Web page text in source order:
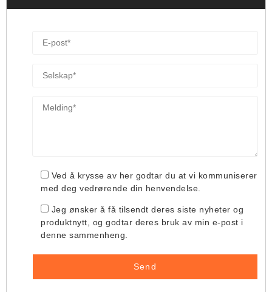
Ved å krysse av her godtar du at vi kommuniserer
med deg vedrørende din henvendelse.
Jeg ønsker å få tilsendt deres siste nyheter og
produktnytt, og godtar deres bruk av min e-post i
denne sammenheng.